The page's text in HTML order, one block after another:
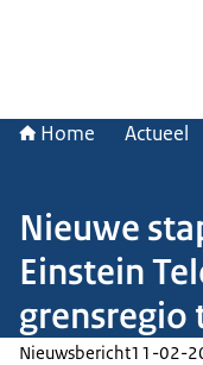
Home Actueel
Nieuwe
Einstein
grensregio
Nieuwsbericht11-02-